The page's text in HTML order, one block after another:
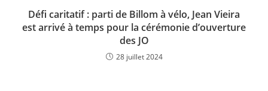
Défi caritatif : parti de Billom à vélo, Jean Vieira
est arrivé à temps pour la cérémonie d’ouverture
des JO
28 juillet 2024